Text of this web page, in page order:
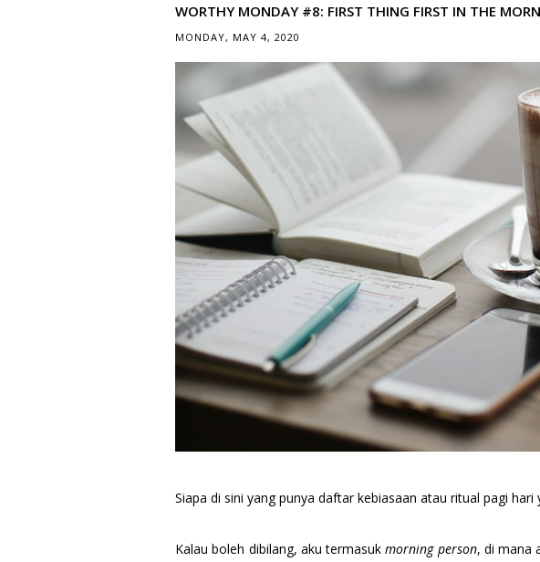
WORTHY MONDAY #8: FIRST THING FIRST IN THE
MONDAY, MAY 4, 2020
Siapa di sini yang punya daftar kebiasaan atau ritual pagi
Kalau boleh dibilang, aku termasukmorning person, di mana